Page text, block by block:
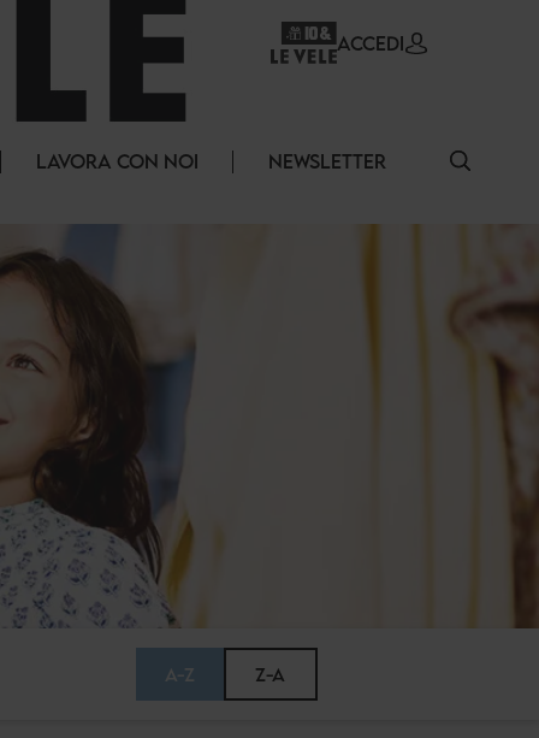
ACCEDI
LAVORA CON NOI NEWSLETTER
A-Z Z-A